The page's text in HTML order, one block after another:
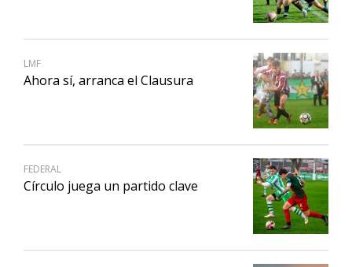
LMF
Ahora sí, arranca el Clausura
FEDERAL
Círculo juega un partido clave